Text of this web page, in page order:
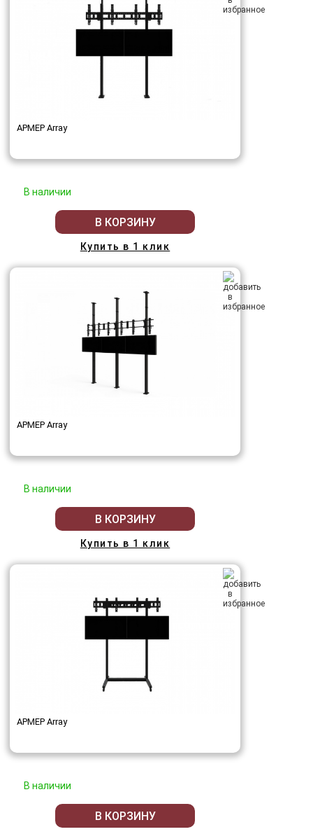
АРМЕР Array
В наличии
В КОРЗИНУ
Купить в 1 клик
АРМЕР Array
В наличии
В КОРЗИНУ
Купить в 1 клик
АРМЕР Array
В наличии
В КОРЗИНУ